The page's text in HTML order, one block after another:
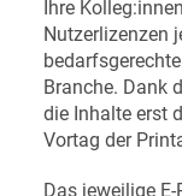
Ihre
Nutzerlizenzen
Branche. Dank
die Inhalte erst
Vortag der
Das jeweilige